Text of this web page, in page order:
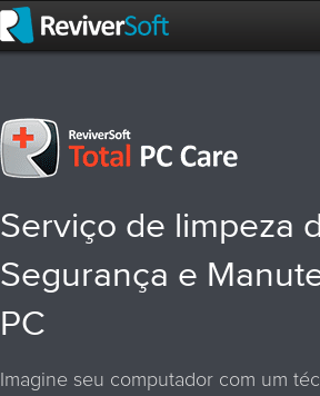
Serviço de limpeza
Segurança e
PC
Imagine seu computador com um